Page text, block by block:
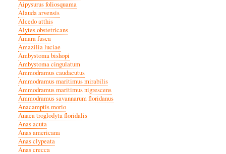
Aipysurus foliosquama
Alauda arvensis
Alcedo atthis
Alytes obstetricans
Amara fusca
Amazilia luciae
Ambystoma bishopi
Ambystoma cingulatum
Ammodramus caudacutus
Ammodramus maritimus mirabilis
Ammodramus maritimus nigrescens
Ammodramus savannarum floridanus
Anacamptis morio
Anaea troglodyta floridalis
Anas acuta
Anas americana
Anas clypeata
Anas crecca